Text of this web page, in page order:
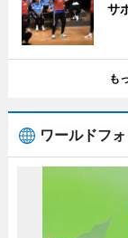
サ
も
ワールドフ